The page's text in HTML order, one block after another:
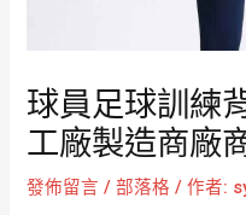
球員足球訓練
工廠製造商廠
發佈留言 /部落格 / 作者: